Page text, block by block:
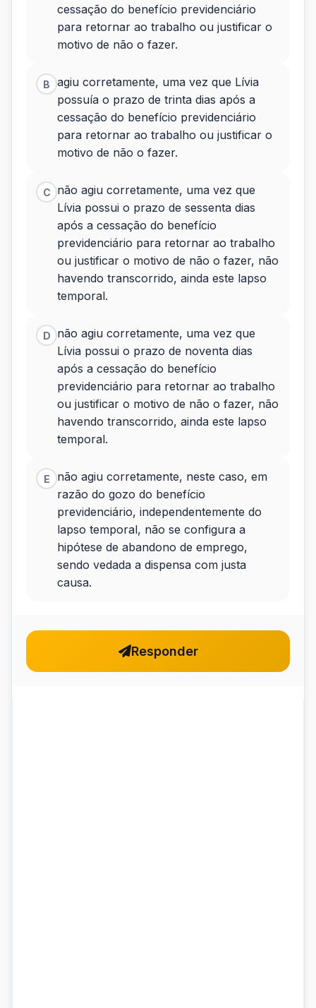
contr...
cessação do benefício previdenciário
para retornar ao trabalho ou justificar o
motivo de não o fazer.
B
agiu corretamente, uma vez que Lívia
possuía o prazo de trinta dias após a
cessação do benefício previdenciário
para retornar ao trabalho ou justificar o
motivo de não o fazer.
C
não agiu corretamente, uma vez que
Lívia possui o prazo de sessenta dias
após a cessação do benefício
previdenciário para retornar ao trabalho
ou justificar o motivo de não o fazer, não
havendo transcorrido, ainda este lapso
temporal.
D
não agiu corretamente, uma vez que
Lívia possui o prazo de noventa dias
após a cessação do benefício
previdenciário para retornar ao trabalho
ou justificar o motivo de não o fazer, não
havendo transcorrido, ainda este lapso
temporal.
E
não agiu corretamente, neste caso, em
razão do gozo do benefício
previdenciário, independentemente do
lapso temporal, não se configura a
hipótese de abandono de emprego,
sendo vedada a dispensa com justa
causa.
Responder